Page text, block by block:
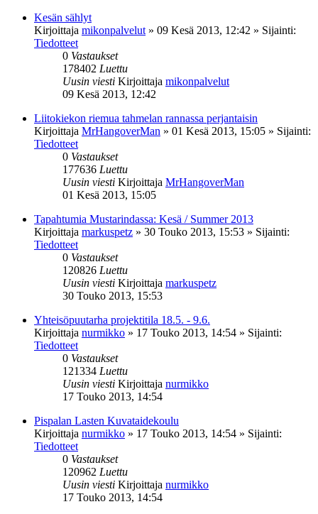
Kesän sählyt
Kirjoittaja mikonpalvelut » 09 Kesä 2013, 12:42 » Sijainti:
Tiedotteet
0 Vastaukset
178402 Luettu
Uusin viesti Kirjoittaja mikonpalvelut
09 Kesä 2013, 12:42
Liitokiekon riemua tahmelan rannassa perjantaisin
Kirjoittaja MrHangoverMan » 01 Kesä 2013, 15:05 » Sijainti:
Tiedotteet
0 Vastaukset
177636 Luettu
Uusin viesti Kirjoittaja MrHangoverMan
01 Kesä 2013, 15:05
Tapahtumia Mustarindassa: Kesä / Summer 2013
Kirjoittaja markuspetz » 30 Touko 2013, 15:53 » Sijainti:
Tiedotteet
0 Vastaukset
120826 Luettu
Uusin viesti Kirjoittaja markuspetz
30 Touko 2013, 15:53
Yhteisöpuutarha projektitila 18.5. - 9.6.
Kirjoittaja nurmikko » 17 Touko 2013, 14:54 » Sijainti:
Tiedotteet
0 Vastaukset
121334 Luettu
Uusin viesti Kirjoittaja nurmikko
17 Touko 2013, 14:54
Pispalan Lasten Kuvataidekoulu
Kirjoittaja nurmikko » 17 Touko 2013, 14:54 » Sijainti:
Tiedotteet
0 Vastaukset
120962 Luettu
Uusin viesti Kirjoittaja nurmikko
17 Touko 2013, 14:54